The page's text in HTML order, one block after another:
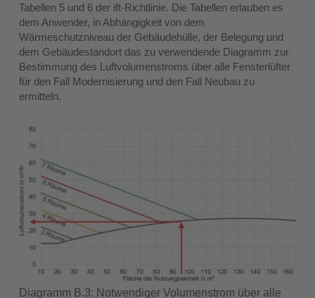
Tabellen 5 und 6 der ift-Richtlinie. Die Tabellen erlauben es
dem Anwender, in Abhängigkeit von dem
Wärmeschutzniveau der Gebäudehülle, der Belegung und
dem Gebäudestandort das zu verwendende Diagramm zur
Bestimmung des Luftvolumenstroms über alle Fensterlüfter
für den Fall Modernisierung und den Fall Neubau zu
ermitteln.
Diagramm B.3: Notwendiger Volumenstrom über alle